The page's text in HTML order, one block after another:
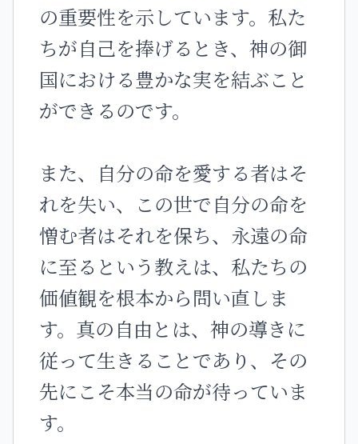
の重要性を示しています。私た
ちが自己を捧げるとき、神の御
国における豊かな実を結ぶこと
ができるのです。
また、自分の命を愛する者はそ
れを失い、この世で自分の命を
憎む者はそれを保ち、永遠の命
に至るという教えは、私たちの
価値観を根本から問い直しま
す。真の自由とは、神の導きに
従って生きることであり、その
先にこそ本当の命が待っていま
す。